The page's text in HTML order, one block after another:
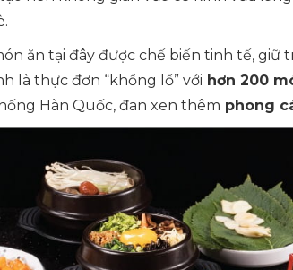
ăn tại đây được chế biến tinh tế,
là thực đơn “khổng lồ” với hơn 200
Hàn Quốc, đan xen thêm phong